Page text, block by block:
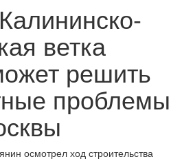
ветка
решить
проблемы
осмотрел ход строительства